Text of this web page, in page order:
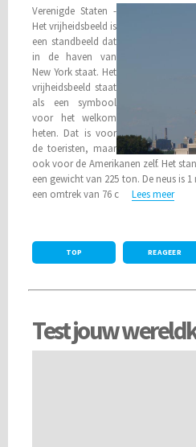
Verenigde Staten -
Het vrijheidsbeeld is
een standbeeld dat
in de haven van
New York staat. Het
vrijheidsbeeld staat
als een symbool
voor het welkom
heten. Dat is voor
de toeristen, maar
ook voor de Amerikanen zelf. Het
een gewicht van 225 ton. De neus is
een omtrek van 76 c Lees meer
TOP REAGEER
Test jouw